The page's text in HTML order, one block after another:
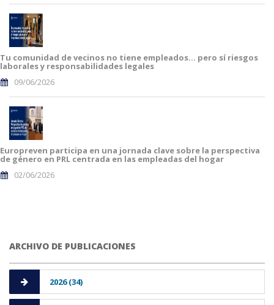
Tu comunidad de vecinos no tiene empleados… pero sí riesgos
laborales y responsabilidades legales
09/06/2026
Europreven participa en una jornada clave sobre la perspectiva
de género en PRL centrada en las empleadas del hogar
02/06/2026
ARCHIVO DE PUBLICACIONES
2026 (34)